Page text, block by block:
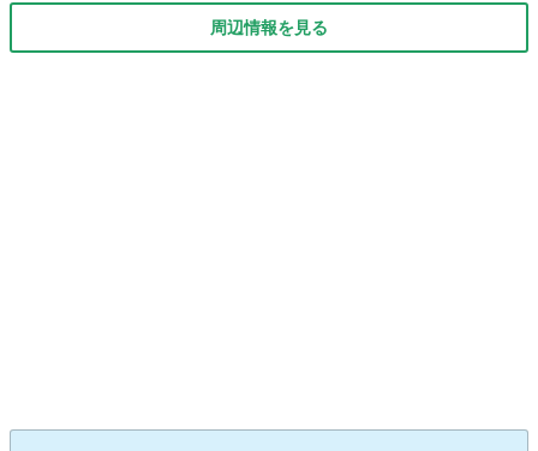
周辺情報を見る